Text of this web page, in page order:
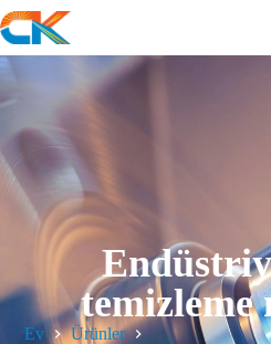
temizleme
Ev
Ürünler